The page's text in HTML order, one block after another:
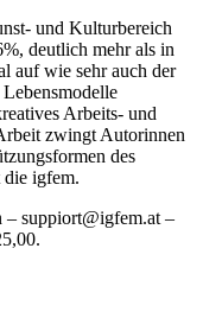
und Kulturbereich
deutlich mehr als in
auf wie sehr auch der
Arbeits- und
zwingt Autorinnen
des
die igfem.
suppiort@igfem.at –